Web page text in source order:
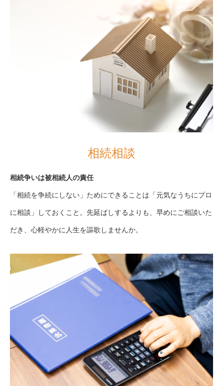
相続相談
相続争いは被相続人の責任
「相続を争続にしない」ためにできることは「元気なうちにプロ
に相談」しておくこと。先延ばしするよりも、早めにご相談いた
だき、心軽やかに人生を謳歌しませんか。